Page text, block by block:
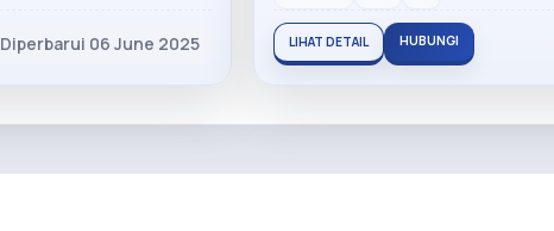
Diperbarui 06 June 2025 LIHAT DETAIL HUBUNGI